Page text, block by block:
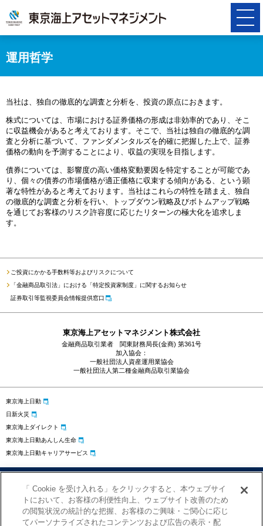
運用哲学
当社は、独自の徹底的な調査と分析を、投資の原点におきます。
株式については、市場における証券価格の形成は非効率的であり、そこ
に収益機会があると考えております。そこで、当社は独自の徹底的な調
査と分析に基づいて、ファンダメンタルズを的確に把握した上で、証券
価格の動向を予測することにより、収益の実現を目指します。
債券については、影響度の高い価格変動要因を特定することが可能であ
り、個々の債券の市場価格が適正価格に収束する傾向がある、という顕
著な特性があると考えております。当社はこれらの特性を踏まえ、独自
の徹底的な調査と分析を行い、トップダウン戦略及びボトムアップ戦略
を通じてお客様のリスク許容度に応じたリターンの極大化を追求しま
す。
ご投資にかかる手数料等およびリスクについて
「金融商品取引法」における「特定投資家制度」に関するお知らせ
証券取引等監視委員会情報提供窓口
東京海上アセットマネジメント株式会社
金融商品取引業者 関東財務局長(金商) 第361号
加入協会：
一般社団法人資産運用業協会
一般社団法人第二種金融商品取引業協会
東京海上日動
日新火災
東京海上ダイレクト
東京海上日動あんしん生命
東京海上日動キャリアサービス
お問い合わせ
クッキーの設定
「 Cookie を受け入れる」をクリックすると、本ウェブサイ
トにおいて、お客様の利便性向上、ウェブサイト改善のため
の閲覧状況の統計的な把握、お客様のご興味・ご関心に応じ
てパーソナライズされたコンテンツおよび広告の表示・配